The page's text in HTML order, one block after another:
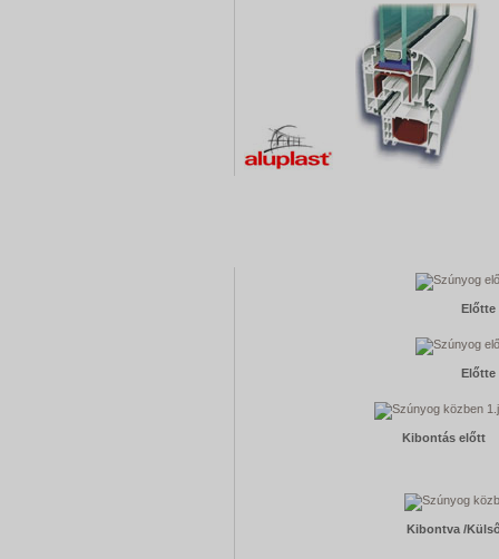
Előtte
Előtte
Kibontás előtt
Kibontva /